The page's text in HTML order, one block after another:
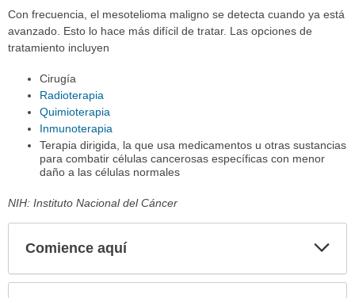
Con frecuencia, el mesotelioma maligno se detecta cuando ya está
avanzado. Esto lo hace más difícil de tratar. Las opciones de
tratamiento incluyen
Cirugía
Radioterapia
Quimioterapia
Inmunoterapia
Terapia dirigida, la que usa medicamentos u otras sustancias
para combatir células cancerosas específicas con menor
daño a las células normales
NIH: Instituto Nacional del Cáncer
Comience aquí